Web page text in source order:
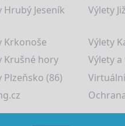
Hrubý Jeseník
Výlety
Krkonoše
Výlety
Krušné hory
Výlety
Plzeňsko (86)